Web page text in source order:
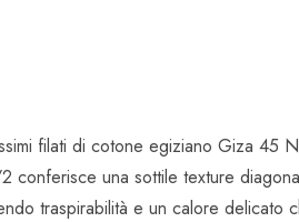
filati di cotone egiziano Giza 45
conferisce una sottile texture
traspirabilità e un calore delicato